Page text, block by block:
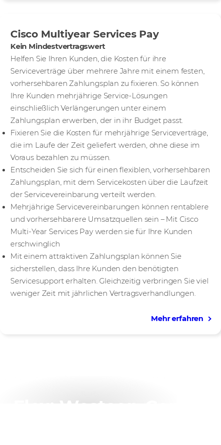
Cisco Multiyear Services Pay
Kein Mindestvertragswert
Helfen Sie Ihren Kunden, die Kosten für ihre
Serviceverträge über mehrere Jahre mit einem festen,
vorhersehbaren Zahlungsplan zu fixieren. So können
Ihre Kunden mehrjährige Service-Lösungen
einschließlich Verlängerungen unter einem
Zahlungsplan erwerben, der in ihr Budget passt.
Fixieren Sie die Kosten für mehrjährige Serviceverträge,
die im Laufe der Zeit geliefert werden, ohne diese im
Voraus bezahlen zu müssen.
Entscheiden Sie sich für einen flexiblen, vorhersehbaren
Zahlungsplan, mit dem Servicekosten über die Laufzeit
der Servicevereinbarung verteilt werden.
Mehrjährige Servicevereinbarungen können rentablere
und vorhersehbarere Umsatzquellen sein – Mit Cisco
Multi-Year Services Pay werden sie für Ihre Kunden
erschwinglich
Mit einem attraktiven Zahlungsplan können Sie
sicherstellen, dass Ihre Kunden den benötigten
Servicesupport erhalten. Gleichzeitig verbringen Sie viel
weniger Zeit mit jährlichen Vertragsverhandlungen.
Mehr erfahren
Flex: Westcon-Comstor